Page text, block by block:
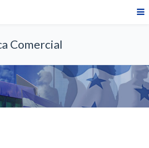
Comercial